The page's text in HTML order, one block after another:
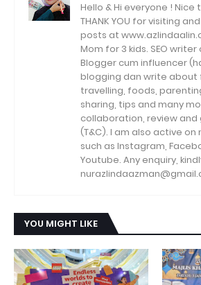
Hello & Hi everyone ! Nice
THANK YOU for visiting
posts at
Mom for 3 kids. SEO
Blogger cum influencer
blogging dan write about
travelling, foods,
sharing, tips and many
collaboration, review
(T&C). I am also active
such as Instagram,
Youtube. Any enquiry,
YOU MIGHT LIKE